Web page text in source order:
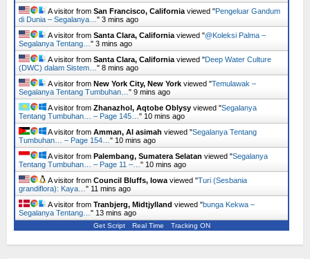
A visitor from San Francisco, California viewed "Pengeluar Gandum
di Dunia – Segalanya… " 3 mins ago
A visitor from Santa Clara, California viewed "@Koleksi Palma –
Segalanya Tentang… " 3 mins ago
A visitor from Santa Clara, California viewed "Deep Water Culture
(DWC) dalam Sistem… " 8 mins ago
A visitor from New York City, New York viewed "Temulawak –
Segalanya Tentang Tumbuhan… " 9 mins ago
A visitor from Zhanazhol, Aqtobe Oblysy viewed "Segalanya
Tentang Tumbuhan… – Page 145… " 10 mins ago
A visitor from Amman, Al asimah viewed "Segalanya Tentang
Tumbuhan… – Page 154… " 10 mins ago
A visitor from Palembang, Sumatera Selatan viewed "Segalanya
Tentang Tumbuhan… – Page 11 –… " 10 mins ago
A visitor from Council Bluffs, Iowa viewed "Turi (Sesbania
grandiflora): Kaya… " 11 mins ago
A visitor from Tranbjerg, Midtjylland viewed "bunga Kekwa –
Segalanya Tentang… " 13 mins ago
Get Script Real Time Tracking ON